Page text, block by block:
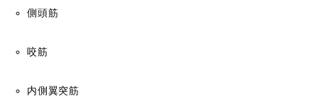
側頭筋
咬筋
内側翼突筋